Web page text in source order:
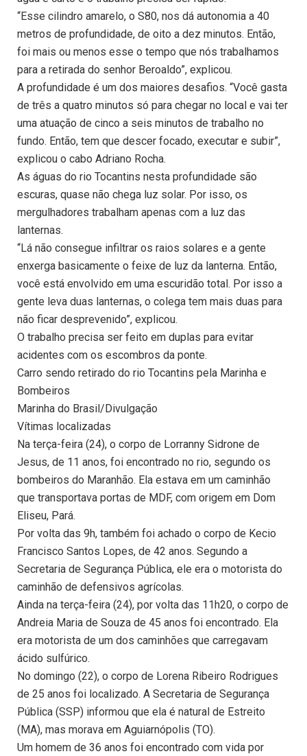
“Esse cilindro amarelo, o S80, nos dá autonomia a 40
metros de profundidade, de oito a dez minutos. Então,
foi mais ou menos esse o tempo que nós trabalhamos
para a retirada do senhor Beroaldo”, explicou.
A profundidade é um dos maiores desafios. “Você gasta
de três a quatro minutos só para chegar no local e vai ter
uma atuação de cinco a seis minutos de trabalho no
fundo. Então, tem que descer focado, executar e subir”,
explicou o cabo Adriano Rocha.
As águas do rio Tocantins nesta profundidade são
escuras, quase não chega luz solar. Por isso, os
mergulhadores trabalham apenas com a luz das
lanternas.
“Lá não consegue infiltrar os raios solares e a gente
enxerga basicamente o feixe de luz da lanterna. Então,
você está envolvido em uma escuridão total. Por isso a
gente leva duas lanternas, o colega tem mais duas para
não ficar desprevenido”, explicou.
O trabalho precisa ser feito em duplas para evitar
acidentes com os escombros da ponte.
Carro sendo retirado do rio Tocantins pela Marinha e
Bombeiros
Marinha do Brasil/Divulgação
Vítimas localizadas
Na terça-feira (24), o corpo de Lorranny Sidrone de
Jesus, de 11 anos, foi encontrado no rio, segundo os
bombeiros do Maranhão. Ela estava em um caminhão
que transportava portas de MDF, com origem em Dom
Eliseu, Pará.
Por volta das 9h, também foi achado o corpo de Kecio
Francisco Santos Lopes, de 42 anos. Segundo a
Secretaria de Segurança Pública, ele era o motorista do
caminhão de defensivos agrícolas.
Ainda na terça-feira (24), por volta das 11h20, o corpo de
Andreia Maria de Souza de 45 anos foi encontrado. Ela
era motorista de um dos caminhões que carregavam
ácido sulfúrico.
No domingo (22), o corpo de Lorena Ribeiro Rodrigues
de 25 anos foi localizado. A Secretaria de Segurança
Pública (SSP) informou que ela é natural de Estreito
(MA), mas morava em Aguiarnópolis (TO).
Um homem de 36 anos foi encontrado com vida por